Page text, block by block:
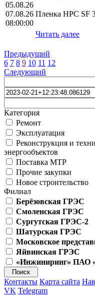
05.08.26
07.08.26
08:00:00
Пленка HPС SF
Читать далее
Предыдущий
6 7 8 9 10 11 12
Следующий
Категория
Ремонт
Эксплуатация
Реконструкция и
энергообъектов
Поставка МТР
Прочие закупки
Новое строительство
Филиал
Берёзовская ГРЭС
Смоленская ГРЭС
Сургутская ГРЭС-2
Шатурская ГРЭС
Московское
Яйвинская ГРЭС
«Инжиниринг» ПАО
Контакты Карта сайта
VK Telegram